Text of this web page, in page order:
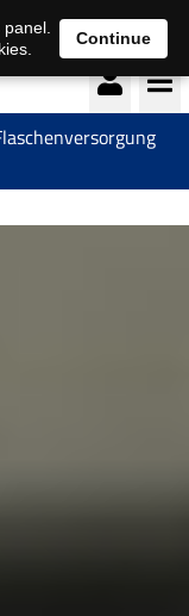
Deutsch français
Continue